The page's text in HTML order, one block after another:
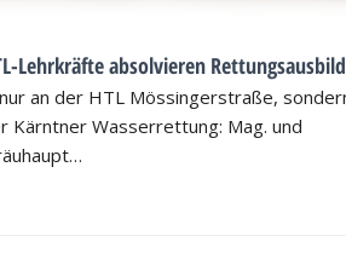
Lehrkräfte absolvieren
an der HTL Mössingerstraße,
Kärntner Wasserrettung: Mag. und